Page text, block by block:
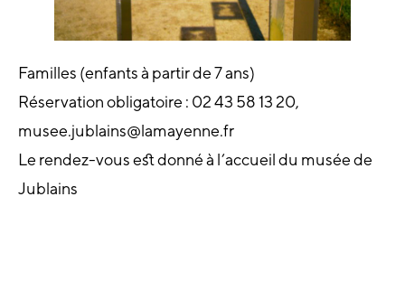
Familles (enfants à partir de 7 ans)
Réservation obligatoire : 02 43 58 13 20,
musee.jublains@lamayenne.fr
Le rendez-vous est donné à l’accueil du musée de
Jublains